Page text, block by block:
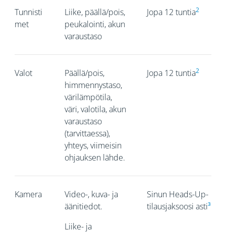
Tunnisti
met
Liike, päällä/pois,
peukalointi, akun
varaustaso
Jopa 12 tuntia2
Valot
Päällä/pois,
himmennystaso,
värilämpötila,
väri, valotila, akun
varaustaso
(tarvittaessa),
yhteys, viimeisin
ohjauksen lähde.
Jopa 12 tuntia2
Kamera
Video-, kuva- ja
äänitiedot.
Liike- ja
Sinun Heads-Up-
tilausjaksoosi asti³